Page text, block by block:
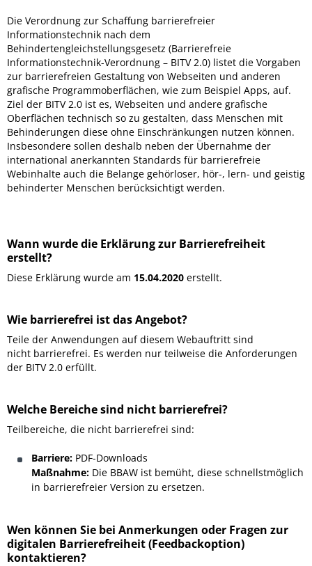
Die Verordnung zur Schaffung barrierefreier
Informationstechnik nach dem
Behindertengleichstellungsgesetz (Barrierefreie
Informationstechnik-Verordnung – BITV 2.0) listet die Vorgaben
zur barrierefreien Gestaltung von Webseiten und anderen
grafische Programmoberflächen, wie zum Beispiel Apps, auf.
Ziel der BITV 2.0 ist es, Webseiten und andere grafische
Oberflächen technisch so zu gestalten, dass Menschen mit
Behinderungen diese ohne Einschränkungen nutzen können.
Insbesondere sollen deshalb neben der Übernahme der
international anerkannten Standards für barrierefreie
Webinhalte auch die Belange gehörloser, hör-, lern- und geistig
behinderter Menschen berücksichtigt werden.
Wann wurde die Erklärung zur Barrierefreiheit
erstellt?
Diese Erklärung wurde am 15.04.2020 erstellt.
Wie barrierefrei ist das Angebot?
Teile der Anwendungen auf diesem Webauftritt sind
nicht barrierefrei. Es werden nur teilweise die Anforderungen
der BITV 2.0 erfüllt.
Welche Bereiche sind nicht barrierefrei?
Teilbereiche, die nicht barrierefrei sind:
Barriere: PDF-Downloads
Maßnahme: Die BBAW ist bemüht, diese schnellstmöglich
in barrierefreier Version zu ersetzen.
Wen können Sie bei Anmerkungen oder Fragen zur
digitalen Barrierefreiheit (Feedbackoption)
kontaktieren?